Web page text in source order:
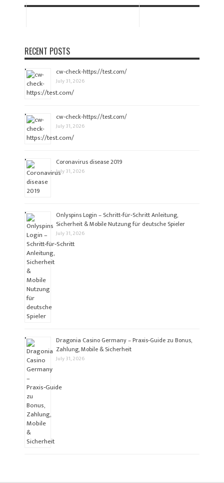
RECENT POSTS
cw-check-https://test.com/
July 31, 2026
cw-check-https://test.com/
July 31, 2026
Coronavirus disease 2019
July 31, 2026
Onlyspins Login – Schritt‑für‑Schritt Anleitung,
Sicherheit & Mobile Nutzung für deutsche Spieler
July 31, 2026
Dragonia Casino Germany – Praxis‑Guide zu Bonus,
Zahlung, Mobile & Sicherheit
July 31, 2026